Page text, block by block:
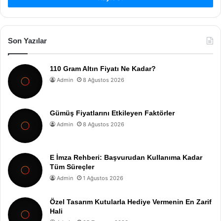
Son Yazılar
110 Gram Altın Fiyatı Ne Kadar?
Admin 8 Ağustos 2026
Gümüş Fiyatlarını Etkileyen Faktörler
Admin 8 Ağustos 2026
E İmza Rehberi: Başvurudan Kullanıma Kadar
Tüm Süreçler
Admin 1 Ağustos 2026
Özel Tasarım Kutularla Hediye Vermenin En Zarif
Hali